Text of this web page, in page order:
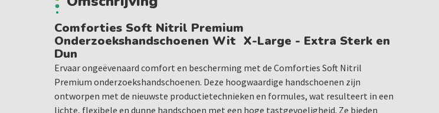
Comforties Soft Nitril Premium
Onderzoekshandschoenen Wit X-Large - Extra Sterk en
Dun
Ervaar ongeëvenaard comfort en bescherming met de Comforties Soft Nitril
Premium onderzoekshandschoenen. Deze hoogwaardige handschoenen zijn
ontworpen met de nieuwste productietechnieken en formules, wat resulteert in een
lichte, flexibele en dunne handschoen met een hoge tastgevoeligheid. Ze bieden